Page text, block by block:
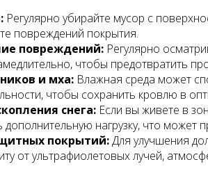
Регулярно убирайте мусор с
повреждений покрытия.
повреждений: Регулярно
чтобы предотвратить
и мха: Влажная среда может
чтобы сохранить кровлю в
снега: Если вы живете в
дополнительную нагрузку, что
покрытий:Для улучшения
от ультрафиолетовых лучей,